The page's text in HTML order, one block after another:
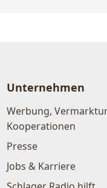
Unternehmen
Werbung,
Kooperationen
Presse
Jobs & Karriere